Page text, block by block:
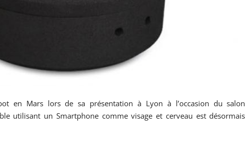
en Mars lors de sa présentation à Lyon à l’occasion du salon
utilisant un Smartphone comme visage et cerveau est désormais